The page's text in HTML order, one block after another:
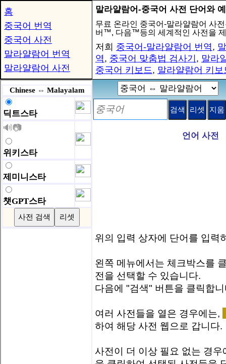
홈
중국어 번역
중국어 사전
말라얄람어 번역
말라얄람어 사전
말라얄람어-중국어 사전 단어와
무료 온라인 중국어-말라얄람어 사
버™, 다음™등의 세계적인 사전을
저희 중국어-말라얄람어 번역,
역, 중국어 맞춤법 검사기 , 말라
중국어 키보드, 말라얄람어 키보